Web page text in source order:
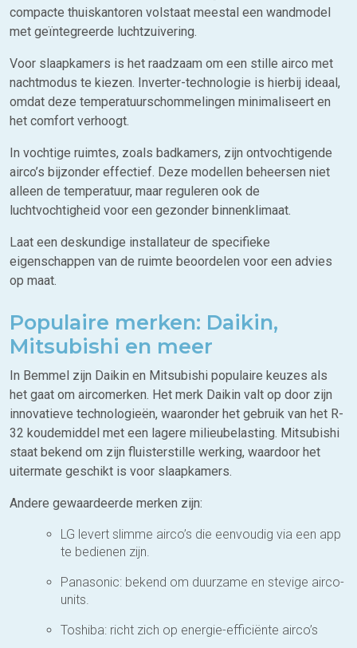
compacte thuiskantoren volstaat meestal een wandmodel
met geïntegreerde luchtzuivering.
Voor slaapkamers is het raadzaam om een stille airco met
nachtmodus te kiezen. Inverter-technologie is hierbij ideaal,
omdat deze temperatuurschommelingen minimaliseert en
het comfort verhoogt.
In vochtige ruimtes, zoals badkamers, zijn ontvochtigende
airco’s bijzonder effectief. Deze modellen beheersen niet
alleen de temperatuur, maar reguleren ook de
luchtvochtigheid voor een gezonder binnenklimaat.
Laat een deskundige installateur de specifieke
eigenschappen van de ruimte beoordelen voor een advies
op maat.
Populaire merken: Daikin,
Mitsubishi en meer
In Bemmel zijn Daikin en Mitsubishi populaire keuzes als
het gaat om aircomerken. Het merk Daikin valt op door zijn
innovatieve technologieën, waaronder het gebruik van het R-
32 koudemiddel met een lagere milieubelasting. Mitsubishi
staat bekend om zijn fluisterstille werking, waardoor het
uitermate geschikt is voor slaapkamers.
Andere gewaardeerde merken zijn:
LG levert slimme airco’s die eenvoudig via een app
te bedienen zijn.
Panasonic: bekend om duurzame en stevige airco-
units.
Toshiba: richt zich op energie-efficiënte airco’s